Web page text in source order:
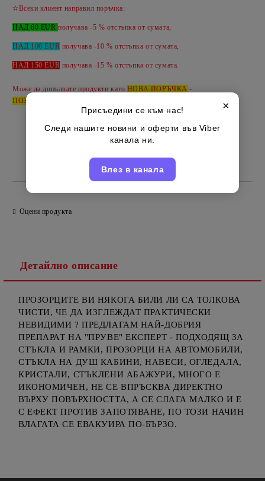
✫Всеки клиент направил поръчка:
НАД 60 EURполучава -5 % отстъпка от сумата,
НАД 100 EUR получава -10 % отстъпка от сумата,
НАД 150 EUR получава -15 %отстъпка от сумата.
Може да допълвате продукти като НОВА ПОРЪЧКА -
ПОЗВЪНЕТЕ
Оцени продукта
Детайлно описание
ПРОЗОРЦИТЕ ВИ НЯКОГА БИЛИ ЛИ СА ТОЛКОВА
ЧИСТИ, ЧЕ ДА ИЗГЛЕЖДАТ ПРАКТИЧЕСКИ
НЕВИДИМИ ? ПРЕДЛАГАМ НАЙ-ДОБРИЯ
ПРЕПАРАТ НА "ПРУВЕ" ЕКСПЕРТ - ПОДХОДЯЩ ЗА
СТЪКЛА И РАМКИ, ПРОЗОРЦИ НА АВТОМОБИЛИ,
СТЪКЛА НА ДУШ КАБИНИ, НАВЕСИ, ОГЛЕДАЛА,
КРИСТАЛИ, СТЪКЛЕНИ АБАЖУРИ, МНОГО Е
ИКОНОМИЧЕН, НЕ СЕ ВПРЪСКВА ДИРЕКТНО
ВЪРХУ ПОВЪРХНОСТТА, А СЕ СЛАГА МАЛКО И Е
С ЕФЕКТ ПРОТИВ ЗАПОТЯВАНЕ, ПО ТОЗИ НАЧИН
ВЛАГАТА СЕ ЕВАКУИРА ПО-БЪРЗО.
×
Присъедини се към нас!
Следи нашите новини и оферти във Viber
канала ни.
Влез в канала